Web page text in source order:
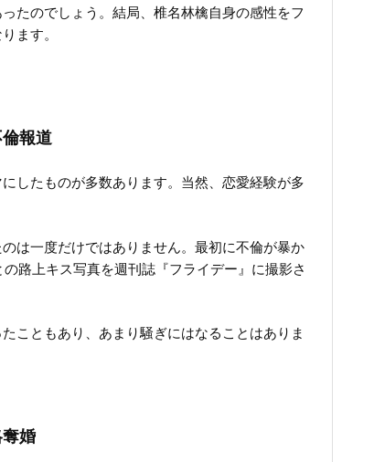
たのでしょう。結局、椎名林檎自身の感性をフ
ます。
報道
したものが多数あります。当然、恋愛経験が多
は一度だけではありません。最初に不倫が暴か
路上キス写真を週刊誌『フライデー』に撮影さ
こともあり、あまり騒ぎにはなることはありま
婚